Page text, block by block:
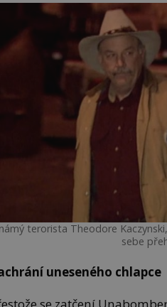
terorista Theodore
sebe
uneseného chlapce